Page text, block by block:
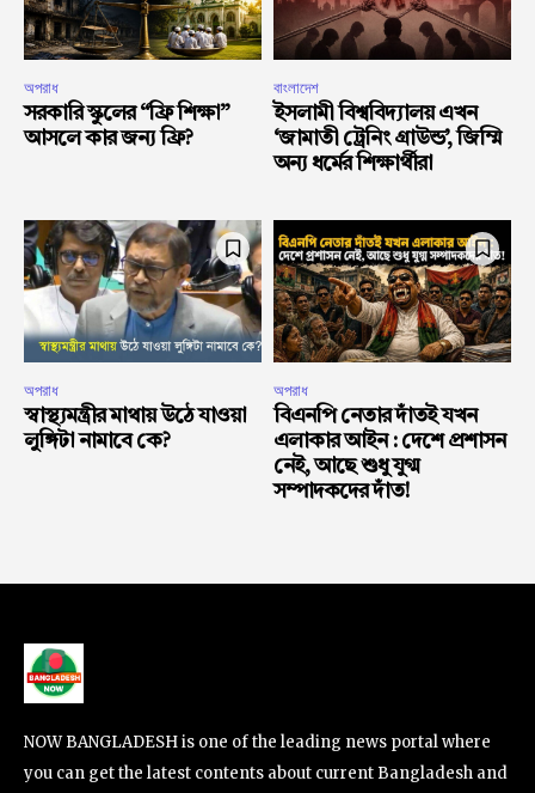
অপরাধ
সরকারি স্কুলের “ফ্রি শিক্ষা”
আসলে কার জন্য ফ্রি?
বাংলাদেশ
ইসলামী বিশ্ববিদ্যালয় এখন
‘জামাতী ট্রেনিং গ্রাউন্ড’, জিম্মি
অন্য ধর্মের শিক্ষার্থীরা
অপরাধ
স্বাস্থ্যমন্ত্রীর মাথায় উঠে যাওয়া
লুঙ্গিটা নামাবে কে?
অপরাধ
বিএনপি নেতার দাঁতই যখন
এলাকার আইন : দেশে প্রশাসন
নেই, আছে শুধু যুগ্ম
সম্পাদকদের দাঁত!
NOW BANGLADESH is one of the leading news portal where
you can get the latest contents about current Bangladesh and